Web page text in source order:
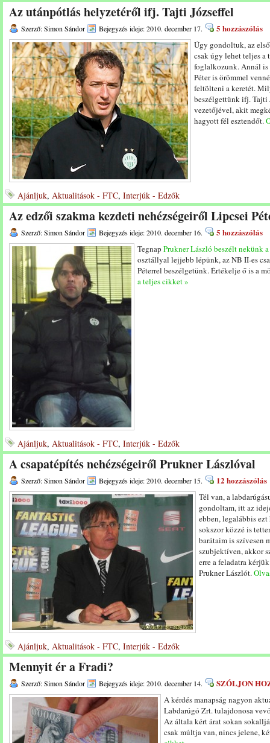
Az utánpótlás helyzetéről ifj. Tajti Józseffel
Szerző: Simon Sándor Bejegyzés ideje: 2010. december 17. 5 hozzászólás
Úgy gondoltuk, az
csak úgy lehet teljes a
foglalkozunk. Annál is
Péter is örömmel
feltölteni a keretét.
beszélgettünk ifj. Tajti
vezetőjével, akit
hagyott fél esztendőt.
Ajánljuk, Aktualitások - FTC, Interjúk - Edzők
Az edzői szakma kezdeti nehézségeiről Lipcsei
Szerző: Simon Sándor Bejegyzés ideje: 2010. december 16. 5 hozzászólás
Tegnap Prukner László beszélt nekünk
osztállyal lejjebb lépünk, az NB II-es
Péterrel beszélgetünk. Értékelje ő is a
a teljes cikket »
Ajánljuk, Aktualitások - FTC, Interjúk - Edzők
A csapatépítés nehézségeiről Prukner Lászlóval
Szerző: Simon Sándor Bejegyzés ideje: 2010. december 15. 12 hozzászólás
Tél van, a
gondoltam, itt az
ebben, legalábbis
sokszor közzé is
barátaim is szívesen
szubjektíven, akkor
erre a feladatra
Prukner Lászlót.
Ajánljuk, Aktualitások - FTC, Interjúk - Edzők
Mennyit ér a Fradi?
Szerző: Simon Sándor Bejegyzés ideje: 2010. december 14. SZÓLJON
A kérdés manapság nagyon
Labdarúgó Zrt. tulajdonosa
Az általa kért árat sokan
csak múltja van, nincs jelene,